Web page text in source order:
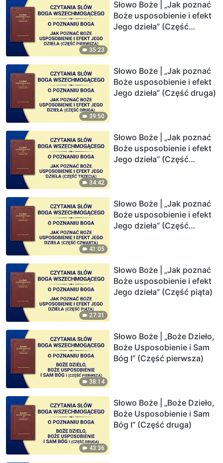
35:23
Słowo Boże | „Jak poznać
Boże usposobienie i efekt
Jego dzieła” (Część
39:50
Słowo Boże | „Jak poznać
Boże usposobienie i efekt
Jego dzieła” (Część druga)
34:42
Słowo Boże | „Jak poznać
Boże usposobienie i efekt
Jego dzieła” (Część
41:05
Słowo Boże | „Jak poznać
Boże usposobienie i efekt
Jego dzieła” (Część
27:31
Słowo Boże | „Jak poznać
Boże usposobienie i efekt
Jego dzieła” (Część piąta)
38:14
Słowo Boże | „Boże Dzieło,
Boże Usposobienie i Sam
Bóg I” (Część pierwsza)
43:36
Słowo Boże | „Boże Dzieło,
Boże Usposobienie i Sam
Bóg I” (Część druga)